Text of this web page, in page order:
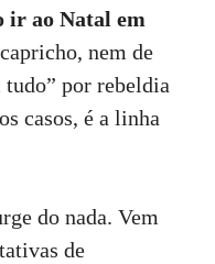
ir ao Natal em
nem de
tudo” por rebeldia
casos, é a linha
do nada. Vem
de